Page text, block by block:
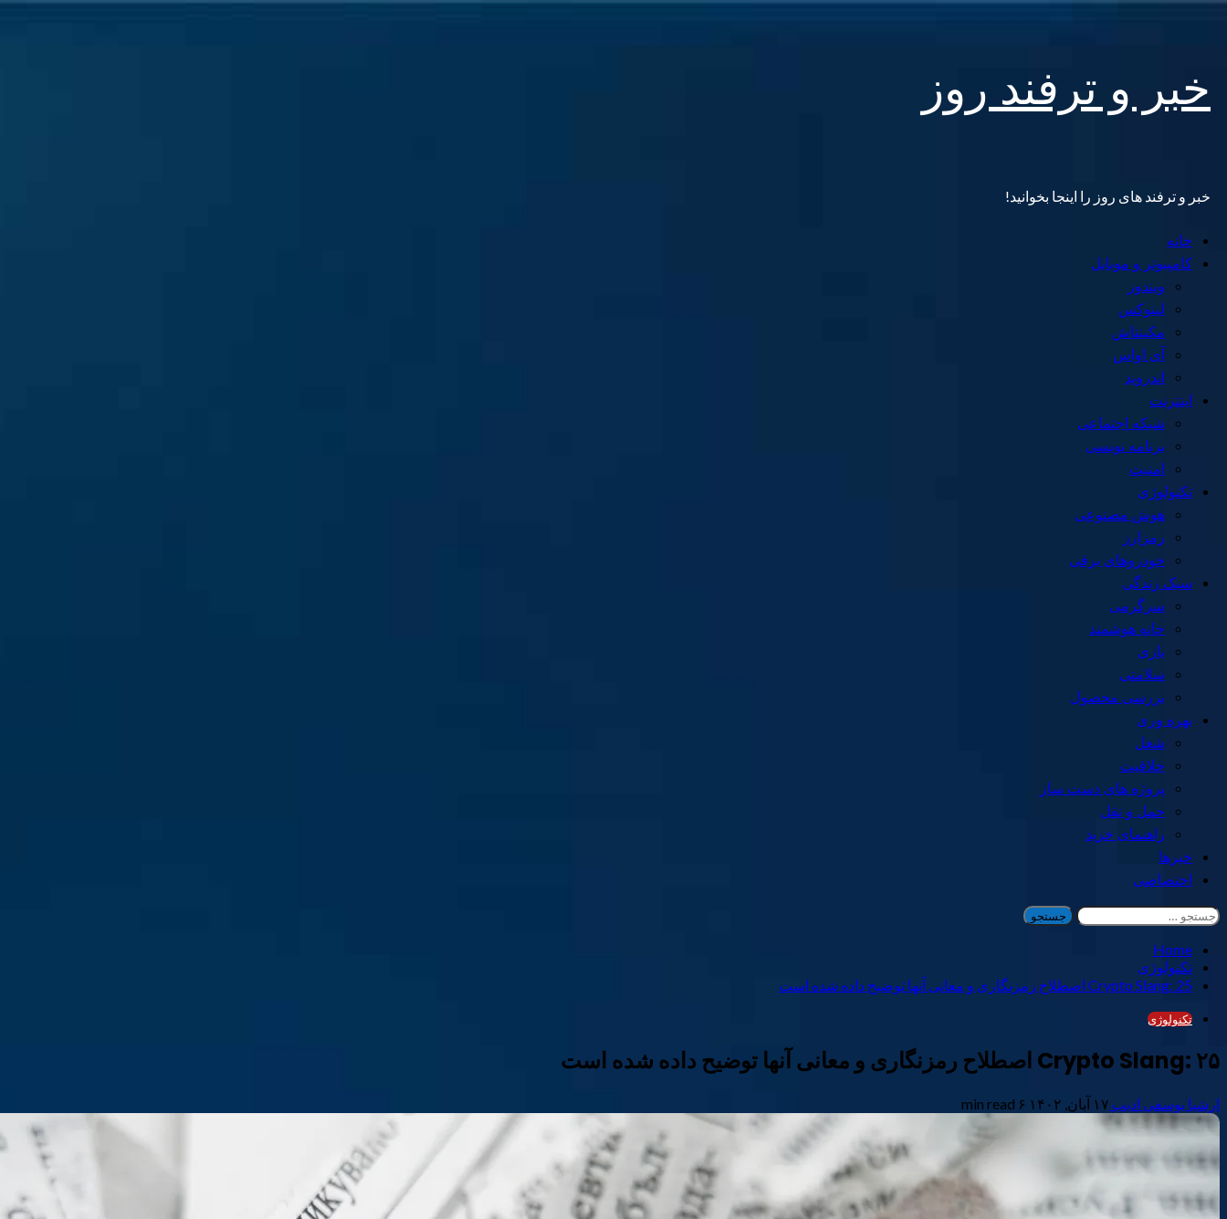
content
خبر و ترفند روز
خبر و ترفند های روز را اینجا بخوانید!
Primary
Menu
خانه
کامپیوتر و موبایل
ویندوز
لینوکس
مکینتاش
آی اواس
اندروید
اینترنت
شبکه اجتماعی
برنامه نویسی
امنیت
تکنولوژی
هوش مصنوعی
رمزارز
خودروهای برقی
سبک زندگی
سرگرمی
خانه هوشمند
بازی
سلامتی
بررسی محصول
بهره وری
شغل
خلاقیت
پروژه های دست ساز
حمل و نقل
راهنمای خرید
خبرها
اختصاصی
جستجو
برای:
Home
تکنولوژی
Crypto Slang: 25 اصطلاح رمزنگاری و معانی آنها توضیح داده شده است
تکنولوژی
Crypto Slang: ۲۵ اصطلاح رمزنگاری و معانی آنها توضیح داده شده است
ارشیا یوسفی ادیب ۱۷ آبان, ۱۴۰۲ ۶ min read